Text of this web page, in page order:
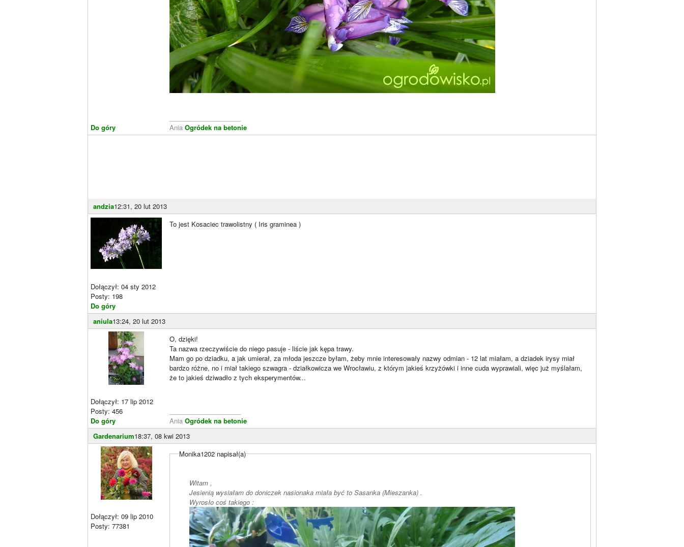
Do góry
Ania Ogródek na betonie
andzia12:31, 20 lut 2013
Dołączył: 04 sty 2012
Posty: 198
Do góry
To jest Kosaciec trawolistny ( Iris graminea )
aniula13:24, 20 lut 2013
Dołączył: 17 lip 2012
Posty: 456
Do góry
O, dzięki!
Ta nazwa rzeczywiście do niego pasuje - liście jak kępa trawy.
Mam go po dziadku, a jak umierał, za młoda jeszcze byłam, żeby mnie interesowały nazwy odmian - 12 lat miałam, a dziadek irysy miał
bardzo różne, no i miał takiego szwagra - działkowicza we Wrocławiu, z którym jakieś krzyżówki i inne cuda wyprawiali, więc już myślałam,
że to jakieś dziwadło z tych eksperymentów...
Ania Ogródek na betonie
Gardenarium18:37, 08 kwi 2013
Dołączył: 09 lip 2010
Posty: 77381
Monika1202 napisał(a)
Witam ,
Jesienią wysiałam do doniczek nasionaka miała być to Sasanka (Mieszanka) .
Wyrosło coś takiego :